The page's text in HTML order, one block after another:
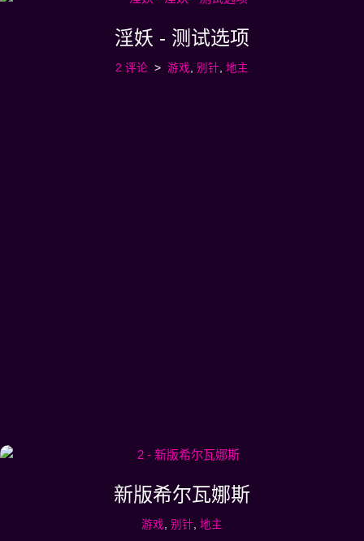
淫妖 - 测试选项
2 评论 游戏, 别针, 地主
新版希尔瓦娜斯
游戏, 别针, 地主